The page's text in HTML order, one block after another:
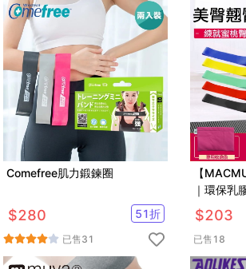
Comefree肌力鍛鍊圈
$280 51折
已售31
【
｜環保乳
圈拉力帶
$203
已售 18